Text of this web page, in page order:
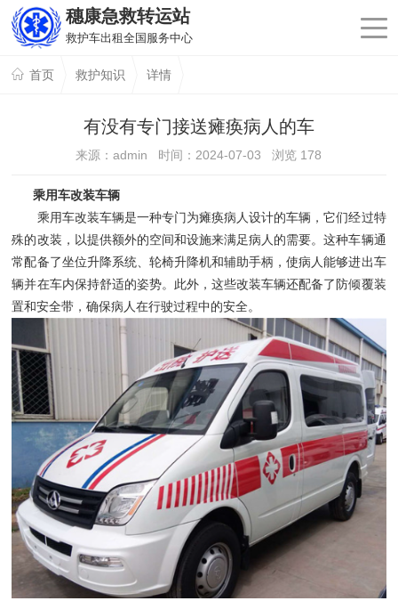
穗康急救转运站
救护车出租全国服务中心
首页 救护知识 详情
有没有专门接送瘫痪病人的车
来源：admin 时间：2024-07-03 浏览 178
乘用车改装车辆
乘用车改装车辆是一种专门为瘫痪病人设计的车辆，它们经过特
殊的改装，以提供额外的空间和设施来满足病人的需要。这种车辆通
常配备了坐位升降系统、轮椅升降机和辅助手柄，使病人能够进出车
辆并在车内保持舒适的姿势。此外，这些改装车辆还配备了防倾覆装
置和安全带，确保病人在行驶过程中的安全。